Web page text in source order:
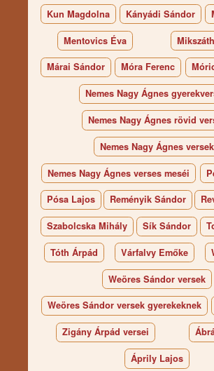
Kun Magdolna Kányádi Sándor
Mentovics Éva
Márai Sándor Móra Ferenc
Nemes Nagy Ágnes
Nemes Nagy Ágnes rövid
Nemes Nagy Ágnes versek
Nemes Nagy Ágnes verses meséi
Pósa Lajos Reményik Sándor
Szabolcska Mihály Sík Sándor
Tóth Árpád Várfalvy Emőke
Weöres Sándor versek
Weöres Sándor versek gyerekeknek
Zigány Árpád versei
Áprily Lajos